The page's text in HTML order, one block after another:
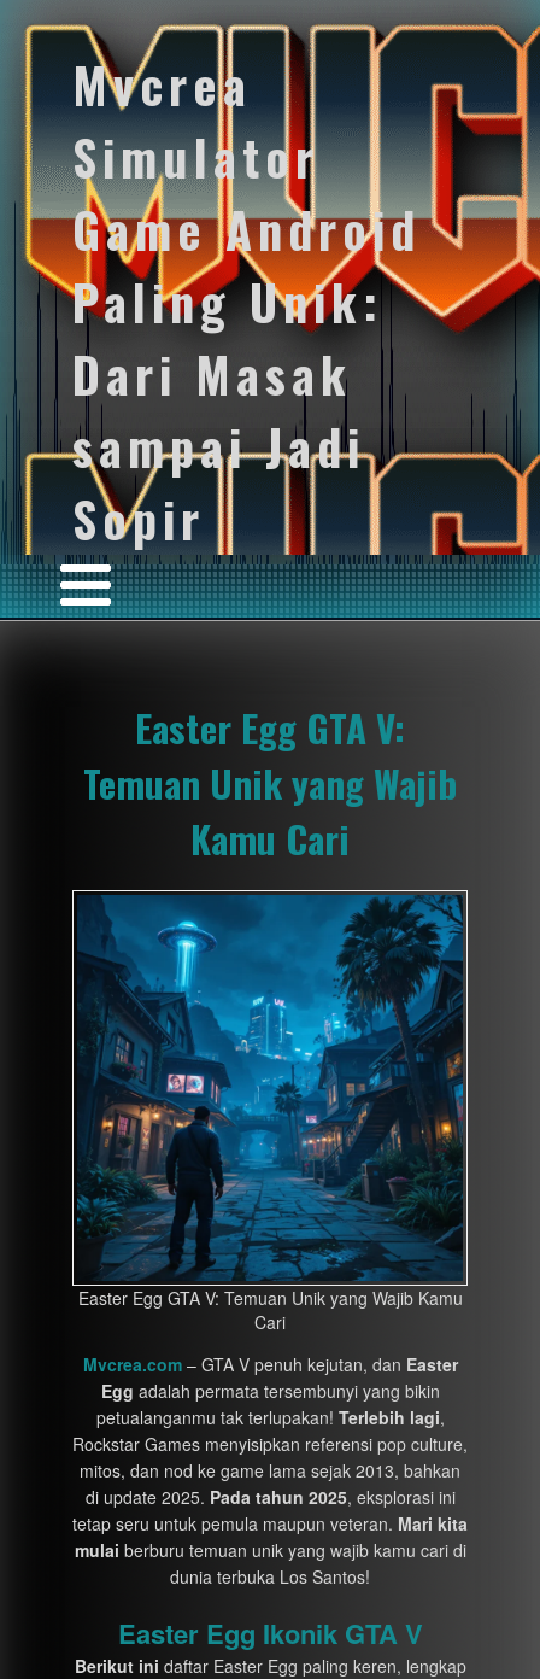
Mvcrea
Simulator
Game Android
Paling Unik:
Dari Masak
sampai Jadi
Sopir
Easter Egg GTA V:
Temuan Unik yang Wajib
Kamu Cari
Easter Egg GTA V: Temuan Unik yang Wajib Kamu
Cari
Mvcrea.com– GTA V penuh kejutan, dan Easter
Egg adalah permata tersembunyi yang bikin
petualanganmu tak terlupakan! Terlebih lagi,
Rockstar Games menyisipkan referensi pop culture,
mitos, dan nod ke game lama sejak 2013, bahkan
di update 2025. Pada tahun 2025, eksplorasi ini
tetap seru untuk pemula maupun veteran. Mari kita
mulai berburu temuan unik yang wajib kamu cari di
dunia terbuka Los Santos!
Easter Egg Ikonik GTA V
Berikut ini daftar Easter Egg paling keren, lengkap